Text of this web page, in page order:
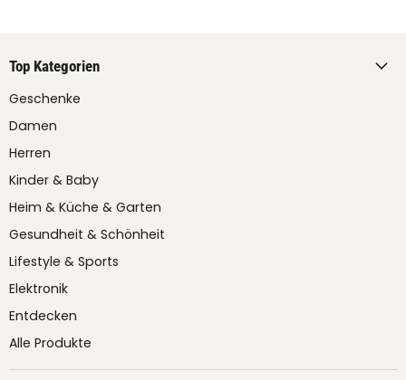
Top Kategorien
Geschenke
Damen
Herren
Kinder & Baby
Heim & Küche & Garten
Gesundheit & Schönheit
Lifestyle & Sports
Elektronik
Entdecken
Alle Produkte